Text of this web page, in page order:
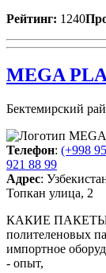
Рейтинг: 1240
MEGA
Бектемирский
Телефон: (+998
921 88 99
Адрес:
Топкан улица, 2
КАКИЕ ПАКЕТЫ
полителеновых
импортное
- опыт,